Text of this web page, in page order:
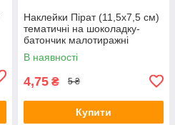
Наклейки Пірат (11,5х7,5 см)
тематичні на шоколадку-
батончик малотиражні
видання-
В наявності
4,75 ₴ 5 ₴
Купити